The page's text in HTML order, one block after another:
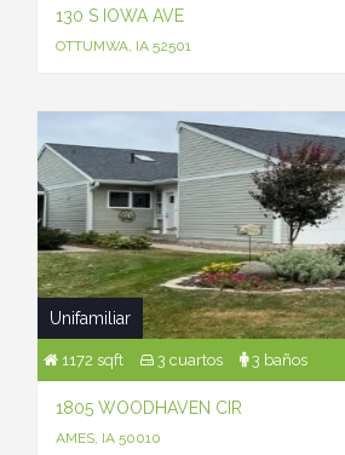
130 S IOWA AVE
OTTUMWA, IA 52501
Unifamiliar
1172 sqft 3 cuartos 3 baños
1805 WOODHAVEN CIR
AMES, IA 50010